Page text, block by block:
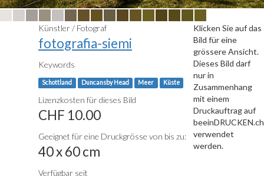
Künstler / Fotograf
fotografia-siemi
Keywords
Schottland Duncansby Head Meer Küste
Lizenzkosten für dieses Bild
CHF 10.00
Geeignet für eine Druckgrösse von bis zu:
40 x 60 cm
Verfügbar seit
Klicken Sie auf das
Bild für eine
grössere Ansicht.
Dieses Bild darf
nur in
Zusammenhang
mit einem
Druckauftrag auf
beeinDRUCKEN.ch
verwendet
werden.